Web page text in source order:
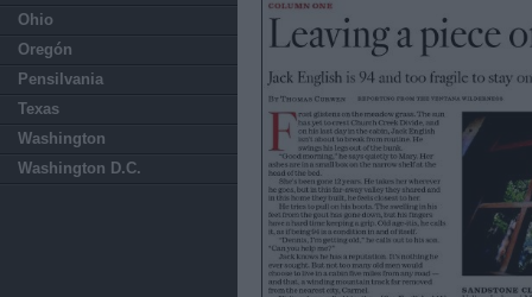
Ohio
Oregón
Pensilvania
Texas
Washington
Washington D.C.